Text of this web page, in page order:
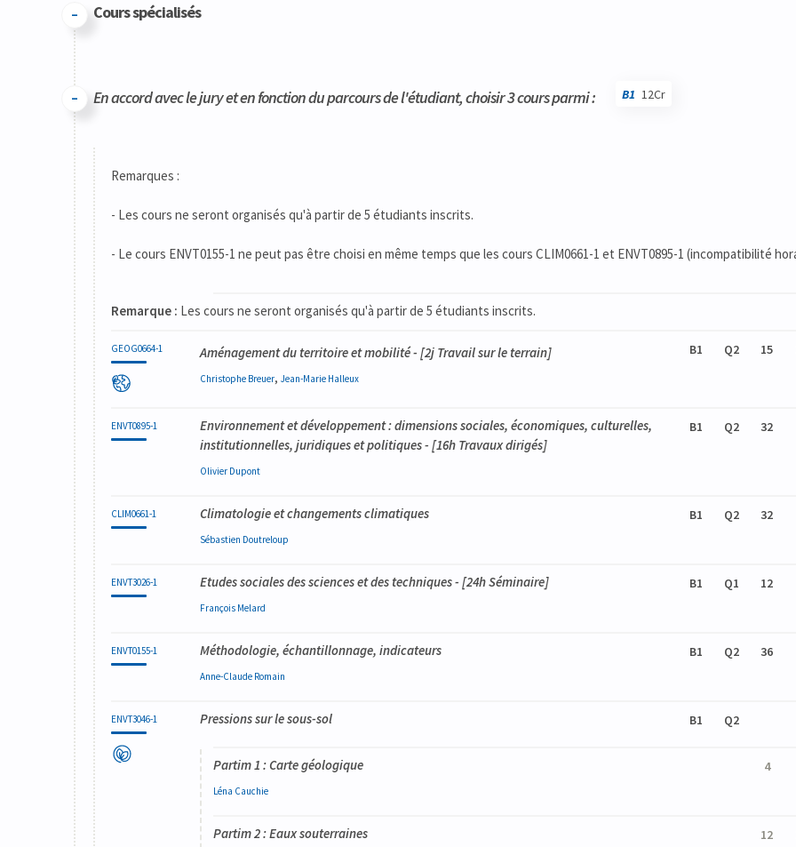
Cours spécialisés
En accord avec le jury et en fonction du parcours de l'étudiant, choisir 3 cours parmi : B1 12Cr
Remarques :
- Les cours ne seront organisés qu'à partir de 5 étudiants inscrits.
- Le cours ENVT0155-1 ne peut pas être choisi en même temps que les cours CLIM0661-1 et ENVT0895-1 (incompatibilité
Remarque : Les cours ne seront organisés qu'à partir de 5 étudiants inscrits.
GEOG0664-1 Aménagement du territoire et mobilité- [2j Travail sur le terrain]
Christophe Breuer, Jean-Marie Halleux
B1 Q2 15
ENVT0895-1
Environnement et développement : dimensions sociales, économiques, culturelles,
institutionnelles, juridiques et politiques- [16h Travaux dirigés]
Olivier Dupont
B1 Q2 32
CLIM0661-1 Climatologie et changements climatiques
Sébastien Doutreloup
B1 Q2 32
ENVT3026-1 Etudes sociales des sciences et des techniques- [24h Séminaire]
François Melard
B1 Q1 12
ENVT0155-1 Méthodologie, échantillonnage, indicateurs
Anne-Claude Romain
B1 Q2 36
ENVT3046-1 Pressions sur le sous-sol B1 Q2
Partim 1 : Carte géologique
Léna Cauchie
4
Partim 2 : Eaux souterraines 12